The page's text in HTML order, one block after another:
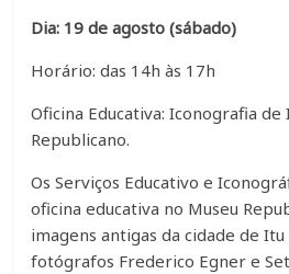
Dia: 19 de agosto (sábado)
Horário: das 14h às 17h
Oficina Educativa: Iconografia de
Republicano.
Os Serviços Educativo e
oficina educativa no Museu
imagens antigas da cidade de
fotógrafos Frederico Egner e